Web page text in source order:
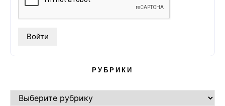
РУБРИКИ